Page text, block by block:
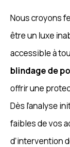
Nous croyons
être un luxe
accessible à
blindage de
offrir une
Dès l’analyse
faibles de vos
d’intervention